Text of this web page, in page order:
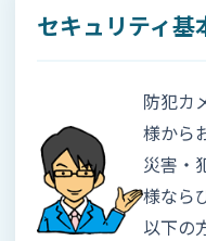
セキュリティ基
防犯カ
様から
災害・
様なら
以下の